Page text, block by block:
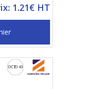
1.21€ HT